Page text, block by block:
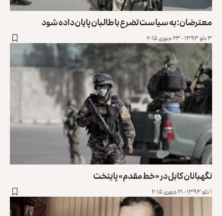
معترضان‌: ‌به سیاست تضرع با طالبان پایان داده شود
۳ دلو ۱۳۹۳ - ۲۳ جنوری ۲۰۱۵
نگهبانان کابل در «خط مقدم» پایتخت
۱ دلو ۱۳۹۳ - ۲۱ جنوری ۲۰۱۵